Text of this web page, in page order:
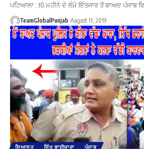
ਪਟਿਆਲਾ : 10 ਮਹੀਨੇ ਦੇ ਲੰਮੇ ਇੰਤਜਾਰ ਤੋਂ ਬਾਅਦ ਪੰਜਾਬ
TeamGlobalPunjab August 11, 2019
ਸਿਆਸਤ ਸਿੱਖ ਭਾਈਚਾਰਾ ਪੰਜਾਬ